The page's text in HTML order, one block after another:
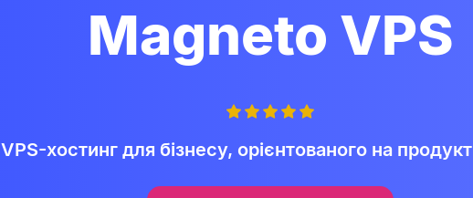
Magneto VPS
VPS-хостинг для бізнесу, орієнтованого на